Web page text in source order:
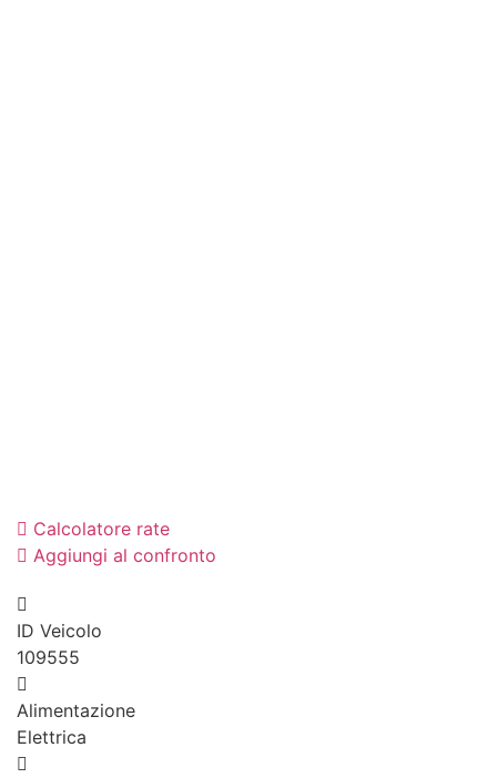
Calcolatore rate
Aggiungi al confronto
ID Veicolo
109555
Alimentazione
Elettrica